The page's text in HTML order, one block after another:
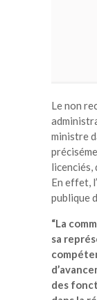
Le non
ministre
licenciés,
En effet,
publique
“La
sa
des